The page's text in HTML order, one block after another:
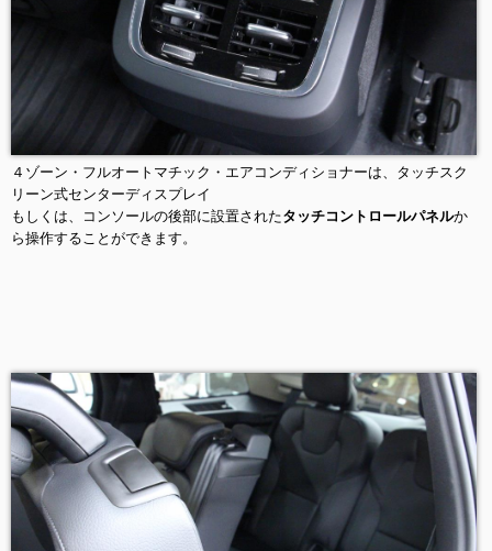
４ゾーン・フルオートマチック・エアコンディショナーは、タッチスク
リーン式センターディスプレイ
もしくは、コンソールの後部に設置されたタッチコントロールパネルか
ら操作することができます。